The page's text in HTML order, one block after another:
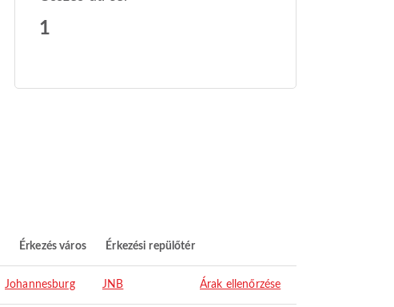
1
Érkezés város Érkezési repülőtér
Johannesburg JNB Árak ellenőrzése